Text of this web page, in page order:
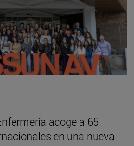
acoge a 65
en una nueva